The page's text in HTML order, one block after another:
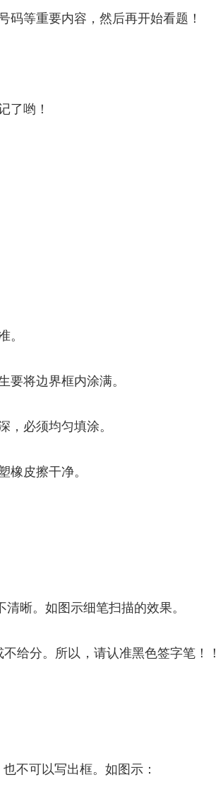
码等重要内容，然后再开始看题！
了哟！
将边界框内涂满。
必须均匀填涂。
皮擦干净。
晰。如图示细笔扫描的效果。
给分。所以，请认准黑色签字笔！
不可以写出框。如图示：